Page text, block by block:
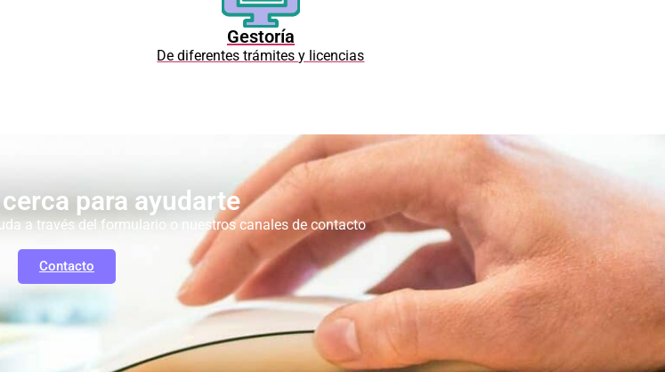
Gestoría
De diferentes trámites y licencias
para ayudarte
a través del formulario o nuestros canales de contacto
Contacto